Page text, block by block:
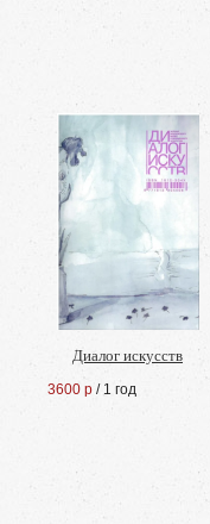
Диалог искусств
3600 р / 1 год